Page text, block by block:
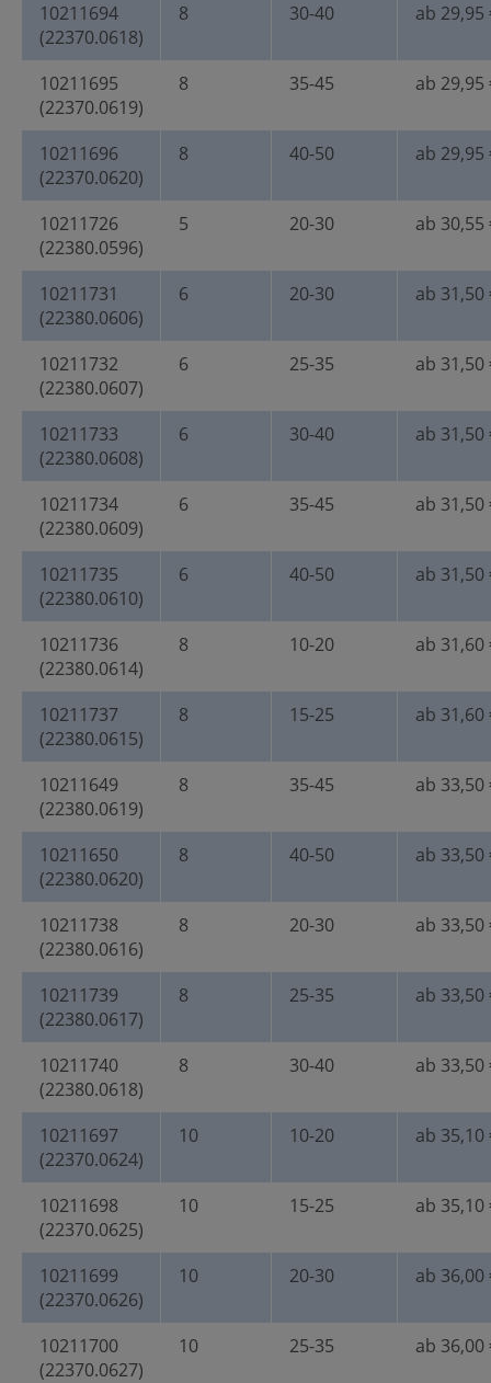
10211694
(22370.0618)
8 30-40 ab 29,95
10211695
(22370.0619)
8 35-45 ab 29,95
10211696
(22370.0620)
8 40-50 ab 29,95
10211726
(22380.0596)
5 20-30 ab 30,55
10211731
(22380.0606)
6 20-30 ab 31,50
10211732
(22380.0607)
6 25-35 ab 31,50
10211733
(22380.0608)
6 30-40 ab 31,50
10211734
(22380.0609)
6 35-45 ab 31,50
10211735
(22380.0610)
6 40-50 ab 31,50
10211736
(22380.0614)
8 10-20 ab 31,60
10211737
(22380.0615)
8 15-25 ab 31,60
10211649
(22380.0619)
8 35-45 ab 33,50
10211650
(22380.0620)
8 40-50 ab 33,50
10211738
(22380.0616)
8 20-30 ab 33,50
10211739
(22380.0617)
8 25-35 ab 33,50
10211740
(22380.0618)
8 30-40 ab 33,50
10211697
(22370.0624)
10 10-20 ab 35,10
10211698
(22370.0625)
10 15-25 ab 35,10
10211699
(22370.0626)
10 20-30 ab 36,00
10211700
(22370.0627)
10 25-35 ab 36,00